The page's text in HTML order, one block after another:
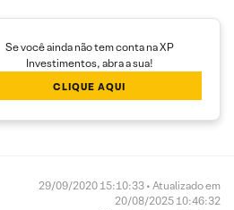
Se você ainda não tem conta na XP
Investimentos, abra a sua!
CLIQUE AQUI
29/09/2020 15:10:33 • Atualizado em
20/08/2025 10:46:32